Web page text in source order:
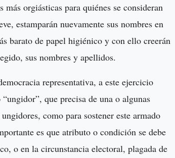
orgiásticas para quiénes se consideran
estamparán nuevamente sus nombres en
barato de papel higiénico y con ello creerán
sus nombres y apellidos.
representativa, a este ejercicio
que precisa de una o algunas
como para sostener este armado
es que atributo o condición se debe
o en la circunstancia electoral, plagada de